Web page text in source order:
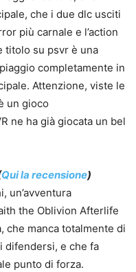
che i due dlc usciti
più carnale e l’action
titolo su psvr è una
completamente in
Attenzione, viste le
un gioco
ne ha già giocata un bel
Qui la recensione)
un’avventura
the Oblivion Afterlife
che manca totalmente di
difendersi, e che fa
punto di forza.